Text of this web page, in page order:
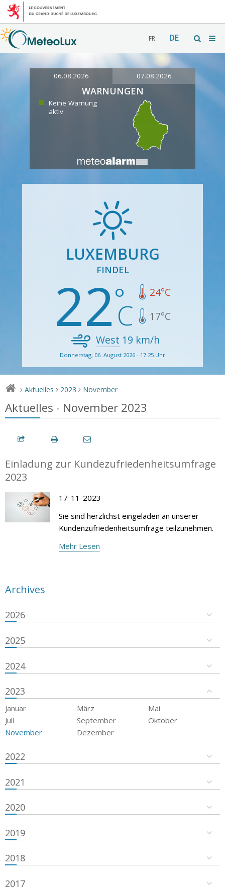
FR DE
06.08.2026 07.08.2026
WARNUNGEN
Keine Warnung
aktiv
LUXEMBURG
FINDEL
22 24°C
17°C
West 19 km/h
Donnerstag, 06. August 2026 - 17:25 Uhr
> Aktuelles > 2023 > November
Aktuelles - November 2023
Einladung zur Kundezufriedenheitsumfrage
2023
17-11-2023
Sie sind herzlichst eingeladen an unserer
Kundenzufriedenheitsumfrage teilzunehmen.
Mehr Lesen
Archives
2026
2025
2024
2023
Januar März
Mai
Juli
September
Oktober
November
Dezember
2022
2021
2020
2019
2018
2017